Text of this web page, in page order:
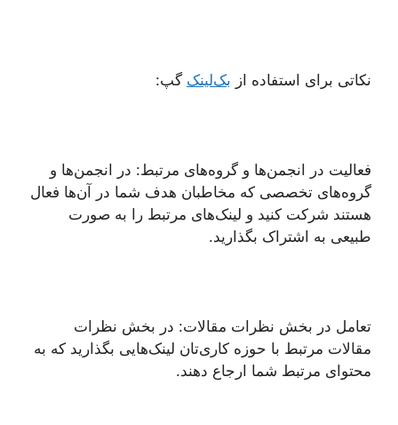
نکاتی برای استفاده از بک‌لینک گپ:
فعالیت در انجمن‌ها و گروه‌های مرتبط: در انجمن‌ها و
گروه‌های تخصصی که مخاطبان هدف شما در آن‌ها فعال
هستند شرکت کنید و لینک‌های مرتبط را به صورت
طبیعی به اشتراک بگذارید.
تعامل در بخش نظرات مقالات: در بخش نظرات
مقالات مرتبط با حوزه کاری‌تان لینک‌هایی بگذارید که به
محتوای مرتبط شما ارجاع دهند.